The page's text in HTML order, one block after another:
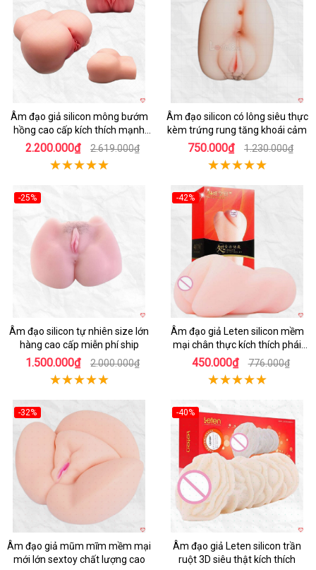
Âm đạo giả silicon mông bướm
hồng cao cấp kích thích mạnh
mẽ
2.200.000₫ 2.619.000₫
Âm đạo silicon có lông siêu thực
kèm trứng rung tăng khoái cảm
750.000₫ 1.230.000₫
-25%
Âm đạo silicon tự nhiên size lớn
hàng cao cấp miễn phí ship
1.500.000₫ 2.000.000₫
-42%
Âm đạo giả Leten silicon mềm
mại chân thực kích thích phái
mạnh
450.000₫ 776.000₫
-32%
Hot
Âm đạo giả mũm mĩm mềm mại
mới lớn sextoy chất lượng cao
-40%
Âm đạo giả Leten silicon trần
ruột 3D siêu thật kích thích